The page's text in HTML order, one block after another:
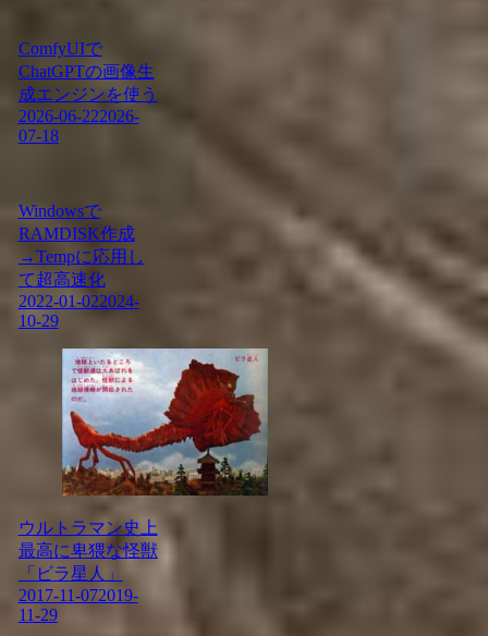
ComfyUIで
ChatGPTの画像生
成エンジンを使う
2026-06-222026-
07-18
Windowsで
RAMDISK作成
→Tempに応用し
て超高速化
2022-01-022024-
10-29
ウルトラマン史上
最高に卑猥な怪獣
「ビラ星人」
2017-11-072019-
11-29